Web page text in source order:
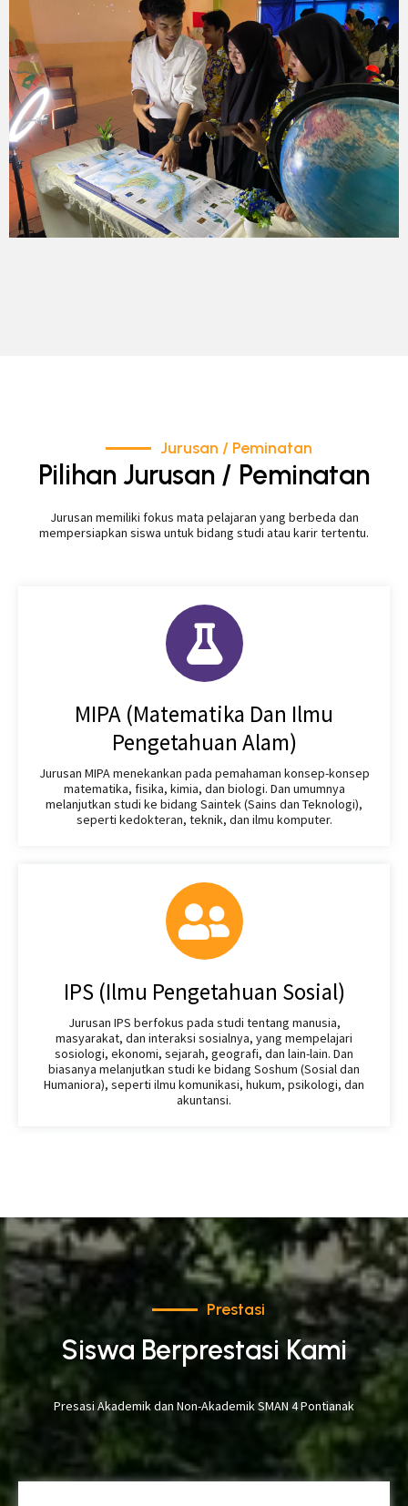
Jurusan / Peminatan
Pilihan Jurusan / Peminatan
Jurusan memiliki fokus mata pelajaran yang berbeda dan
mempersiapkan siswa untuk bidang studi atau karir tertentu.
MIPA (Matematika Dan Ilmu
Pengetahuan Alam)
Jurusan MIPA menekankan pada pemahaman konsep-konsep
matematika, fisika, kimia, dan biologi. Dan umumnya
melanjutkan studi ke bidang Saintek (Sains dan Teknologi),
seperti kedokteran, teknik, dan ilmu komputer.
IPS (Ilmu Pengetahuan Sosial)
Jurusan IPS berfokus pada studi tentang manusia,
masyarakat, dan interaksi sosialnya, yang mempelajari
sosiologi, ekonomi, sejarah, geografi, dan lain-lain. Dan
biasanya melanjutkan studi ke bidang Soshum (Sosial dan
Humaniora), seperti ilmu komunikasi, hukum, psikologi, dan
akuntansi.
Prestasi
Siswa Berprestasi Kami
Presasi Akademik dan Non-Akademik SMAN 4 Pontianak